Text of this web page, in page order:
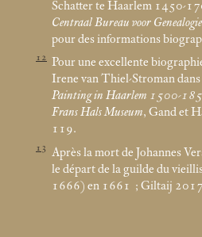
Schatter te Haarlem 1450-
Centraal Bureau voor
pour des informations
12 Pour une excellente
Irene van Thiel-Stroman
Painting in Haarlem 1500-
Frans Hals Museum, Gand et
119.
13
Après la mort de Johannes
le départ de la guilde du
1666) en 1661 ; Giltaij